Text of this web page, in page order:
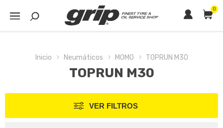
0
Inicio Neumáticos MOMO TOPRUN M30
TOPRUN M30
VER FILTROS